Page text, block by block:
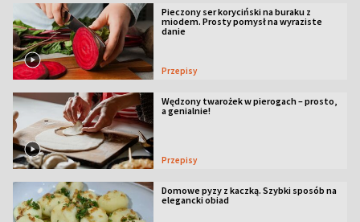
Pieczony ser koryciński na buraku z
miodem. Prosty pomysł na wyraziste
danie
Przepisy
Wędzony twarożek w pierogach – prosto,
a genialnie!
Przepisy
Domowe pyzy z kaczką. Szybki sposób na
elegancki obiad